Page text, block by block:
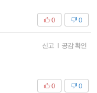
0
0
신고 | 공감 확인
0
0